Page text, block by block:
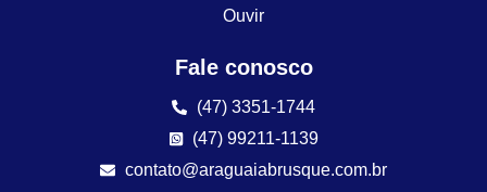
Ouvir
Fale conosco
(47) 3351-1744
(47) 99211-1139
contato@araguaiabrusque.com.br